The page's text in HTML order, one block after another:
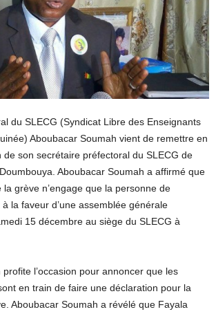
du SLECG (Syndicat Libre des Enseignants
Aboubacar Soumah vient de remettre en
de son secrétaire préfectoral du SLECG de
Aboubacar Soumah a affirmé que
grève n’engage que la personne de
à la faveur d’une assemblée générale
15 décembre au siège du SLECG à
l’occasion pour annoncer que les
en train de faire une déclaration pour la
Aboubacar Soumah a révélé que Fayala